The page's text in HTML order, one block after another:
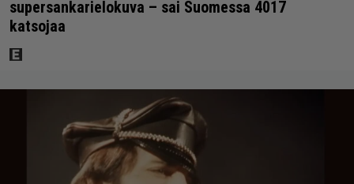
supersankarielokuva – sai Suomessa 4017
katsojaa